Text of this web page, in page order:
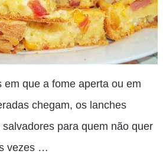
em que a fome aperta ou em
chegam, os lanches
para quem não quer
vezes …